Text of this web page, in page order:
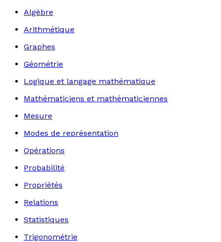
Algèbre
Arithmétique
Graphes
Géométrie
Logique et langage mathématique
Mathématiciens et mathématiciennes
Mesure
Modes de représentation
Opérations
Probabilité
Propriétés
Relations
Statistiques
Trigonométrie